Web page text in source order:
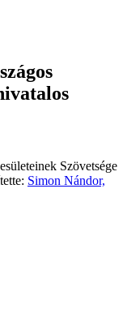
Szövetsége
Simon Nándor,